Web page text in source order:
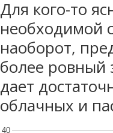
Для кого-то
необходимой
наоборот,
более ровный
дает
облачных и
40